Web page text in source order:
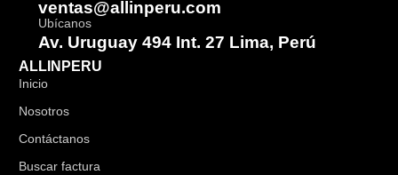
ventas@allinperu.com
Ubícanos
Av. Uruguay 494 Int. 27 Lima, Perú
ALLINPERU
Inicio
Nosotros
Contáctanos
Buscar factura